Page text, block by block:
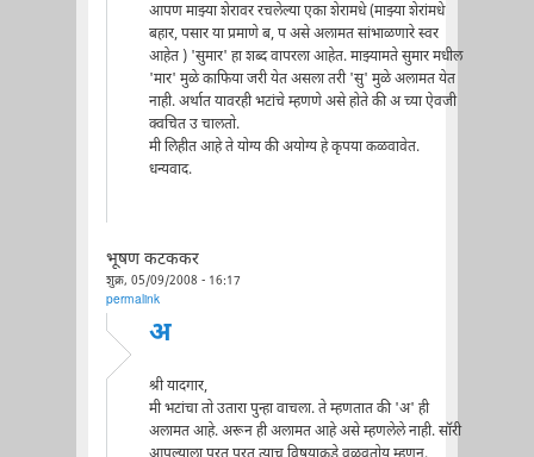
आपण माझ्या शेरावर रचलेल्या एका शेरामधे (माझ्या शेरांमधे
बहार, पसार या प्रमाणे ब, प असे अलामत सांभाळणारे स्वर
आहेत ) 'सुमार' हा शब्द वापरला आहेत. माझ्यामते सुमार मधील
'मार' मुळे काफिया जरी येत असला तरी 'सु' मुळे अलामत येत
नाही. अर्थात यावरही भटांचे म्हणणे असे होते की अ च्या ऐवजी
क्वचित उ चालतो.
मी लिहीत आहे ते योग्य की अयोग्य हे कृपया कळवावेत.
धन्यवाद.
भूषण कटककर
शुक्र, 05/09/2008 - 16:17
permalink
अ
श्री यादगार,
मी भटांचा तो उतारा पुन्हा वाचला. ते म्हणतात की 'अ' ही
अलामत आहे. अरून ही अलामत आहे असे म्हणलेले नाही. सॉरी